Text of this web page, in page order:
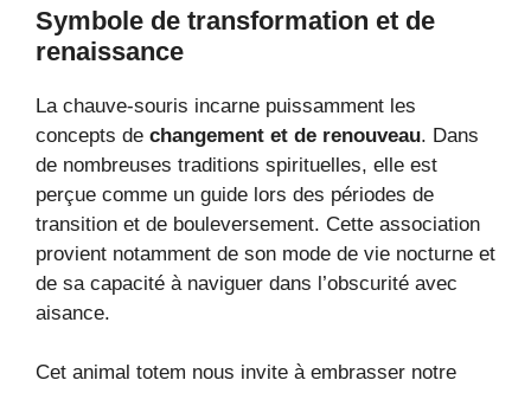
Symbole de transformation et de
renaissance
La chauve-souris incarne puissamment les
concepts de changement et de renouveau. Dans
de nombreuses traditions spirituelles, elle est
perçue comme un guide lors des périodes de
transition et de bouleversement. Cette association
provient notamment de son mode de vie nocturne et
de sa capacité à naviguer dans l’obscurité avec
aisance.
Cet animal totem nous invite à embrasser notre